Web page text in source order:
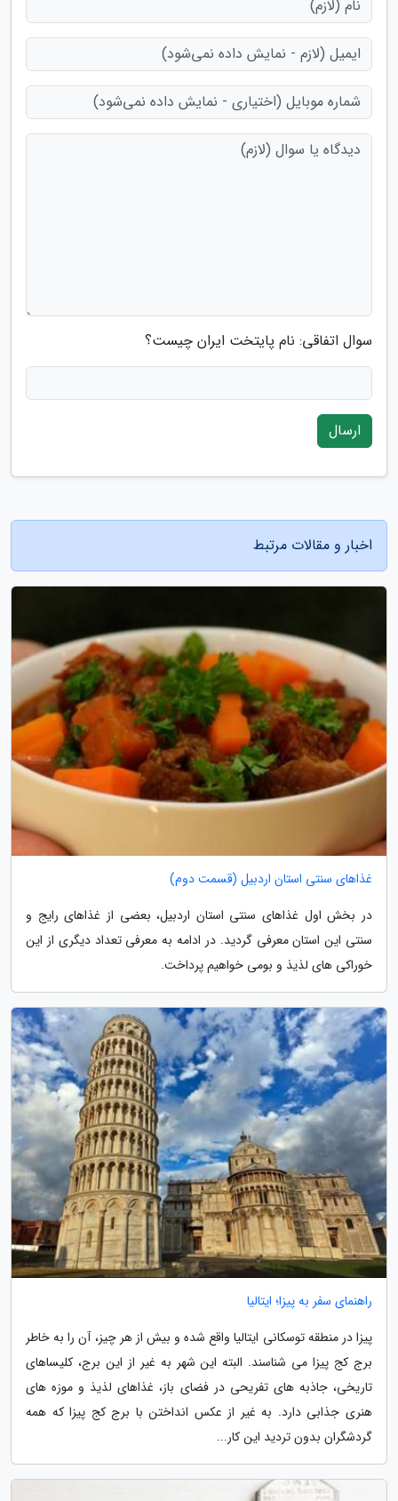
سوال اتفاقی: نام پایتخت ایران چیست؟
ارسال
اخبار و مقالات مرتبط
غذاهای سنتی استان اردبیل (قسمت دوم)
در بخش اول غذاهای سنتی استان اردبیل، بعضی از غذاهای رایج و
سنتی این استان معرفی گردید. در ادامه به معرفی تعداد دیگری از این
خوراکی های لذیذ و بومی خواهیم پرداخت.
راهنمای سفر به پیزا؛ ایتالیا
پیزا در منطقه توسکانی ایتالیا واقع شده و بیش از هر چیز، آن را به خاطر
برج کج پیزا می شناسند. البته این شهر به غیر از این برج، کلیساهای
تاریخی، جاذبه های تفریحی در فضای باز، غذاهای لذیذ و موزه های
هنری جذابی دارد. به غیر از عکس انداختن با برج کج پیزا که همه
گردشگران بدون تردید این کار...